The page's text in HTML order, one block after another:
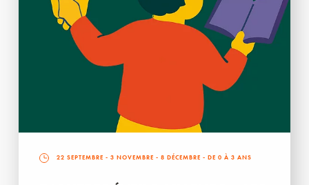
22 SEPTEMBRE - 3 NOVEMBRE - 8 DÉCEMBRE - DE 0 À 3 ANS